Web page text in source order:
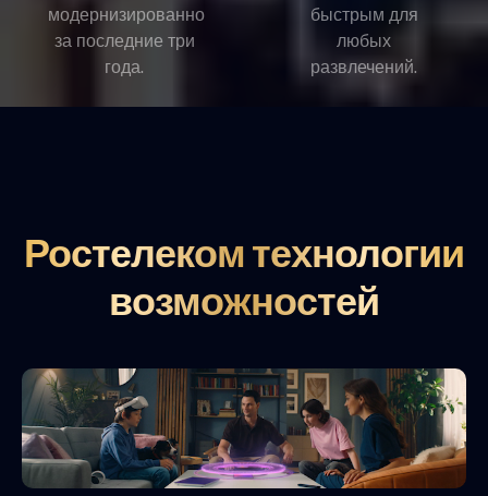
модернизированно
за последние три
года.
быстрым для
любых
развлечений.
Ростелеком технологии
возможностей